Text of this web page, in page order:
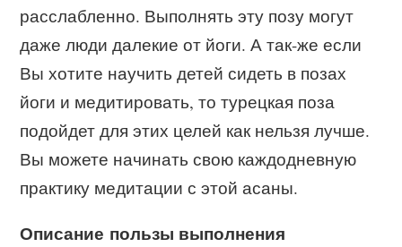
расслабленно. Выполнять эту позу могут
даже люди далекие от йоги. А так-же если
Вы хотите научить детей сидеть в позах
йоги и медитировать, то турецкая поза
подойдет для этих целей как нельзя лучше.
Вы можете начинать свою каждодневную
практику медитации с этой асаны.
Описание пользы выполнения